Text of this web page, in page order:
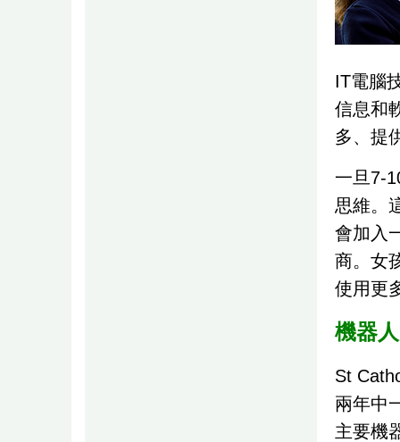
IT電腦
信息和
多、提
一旦7-
思維。
會加入
商。女
使用更
機器人
St
兩年中
主要機